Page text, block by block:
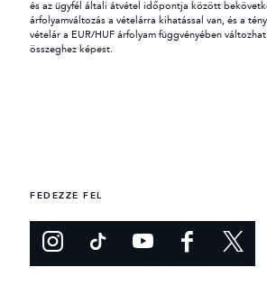
és az ügyfél általi átvétel időpontja között
árfolyamváltozás a vételárra kihatással van, és a
vételár a EUR/HUF árfolyam függvényében
összeghez képest.
FEDEZZE FEL